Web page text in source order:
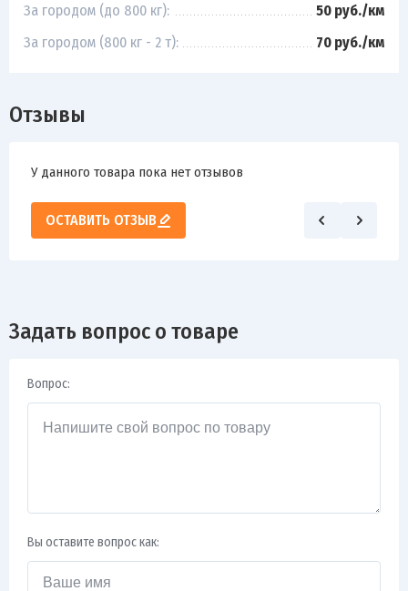
За городом (до 800 кг):
50 руб./км
За городом (800 кг - 2 т):
70 руб./км
Отзывы
У данного товара пока нет отзывов
ОСТАВИТЬ ОТЗЫВ
Задать вопрос о товаре
Вопрос:
Вы оставите вопрос как: